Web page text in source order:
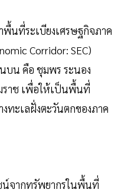
นที่ระเบียงเศรษฐกิจภาค
Corridor: SEC)
บน คือ ชุมพร ระนอง
ราช เพื่อให้เป็นพื้นที่
ทะเลฝั่งตะวันตกของภาค
น์จากทรัพยากรในพื้นที่